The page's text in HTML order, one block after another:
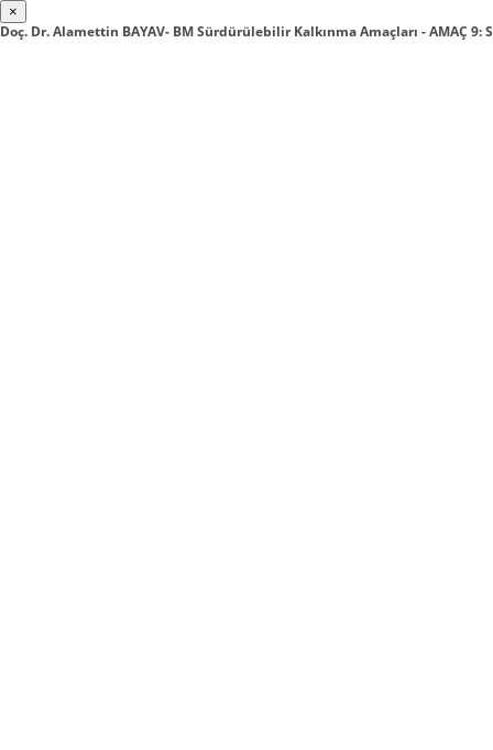
×
Doç. Dr. Alamettin BAYAV- BM Sürdürülebilir Kalkınma Amaçları - AMAÇ 9: